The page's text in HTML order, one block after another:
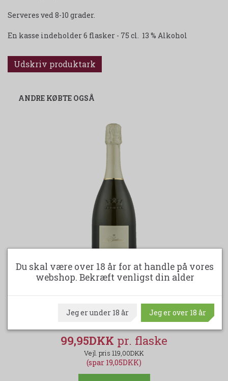
Serveres ved 8-10 grader.
En kasse indeholder 6 flasker - 75 cl. 13 % Alkohol
Udskriv produktark
ANDRE KØBTE OGSÅ
-16%
- 75 CL.
99,95DKK
119,00DKK
(spar 19,05DKK)
Du skal være over 18 år for at handle på vores
webshop. Bekræft venligst din alder
Jeg er under 18 år Jeg er over 18 år